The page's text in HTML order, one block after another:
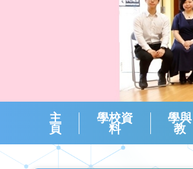
主
頁
學校資
料
學與
教